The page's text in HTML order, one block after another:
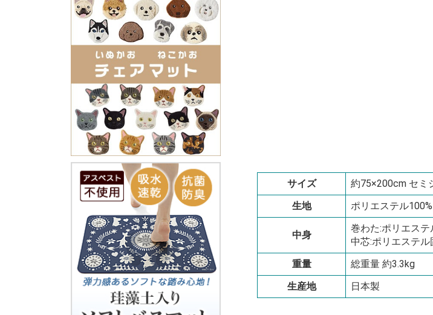
サイズ
約75×200cm セミ
生地
ポリエステル100%
中身
巻わた:ポリエス
中芯:ポリエステル
重量
総重量 約3.3kg
生産地
日本製